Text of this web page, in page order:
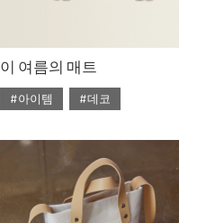
이 여름의 매트
#아이템
#데코
#ISSUE256